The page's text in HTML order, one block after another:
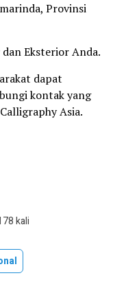
Provinsi
Eksterior Anda.
dapat
kontak yang
Asia.
kali